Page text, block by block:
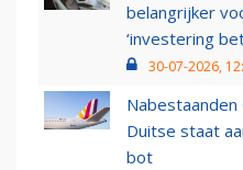
belangrijker
‘investering
30-07-2026,
Nabestaanden
Duitse staat
bot